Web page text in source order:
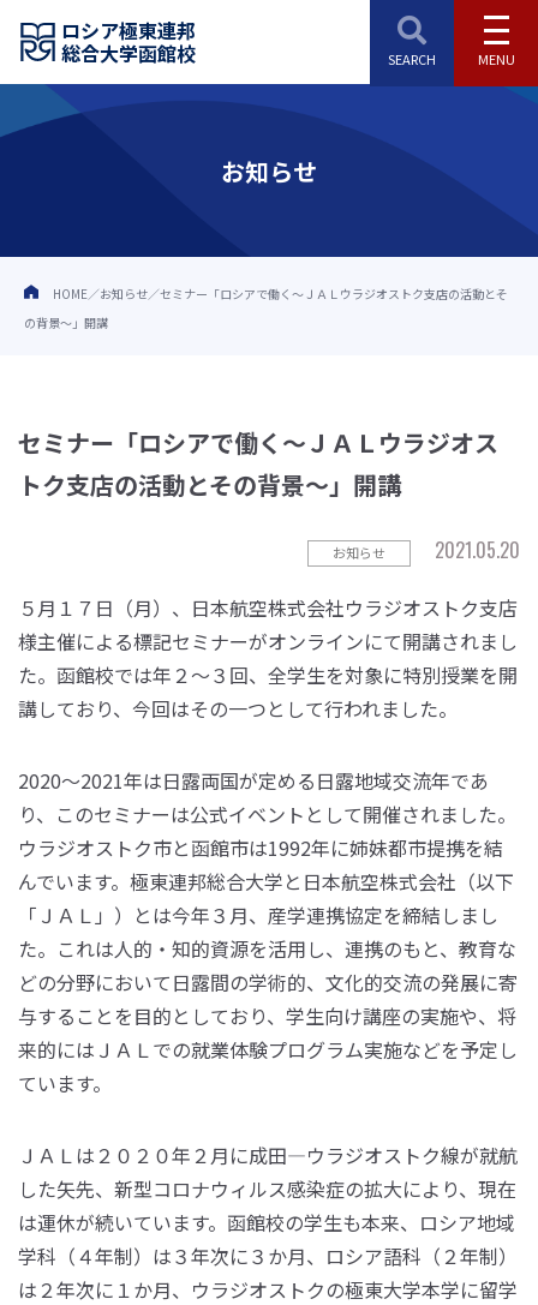
ロシア極東連邦
総合大学函館校
お知らせ
HOME お知らせ
セミナー「ロシアで働く～ＪＡＬウラジオストク支店の活動とそ
の背景～」開講
セミナー「ロシアで働く～ＪＡＬウラジオス
トク支店の活動とその背景～」開講
お知らせ
2021.05.20
５月１７日（月）、日本航空株式会社ウラジオストク支店
様主催による標記セミナーがオンラインにて開講されまし
た。函館校では年２～３回、全学生を対象に特別授業を開
講しており、今回はその一つとして行われました。
2020～2021年は日露両国が定める日露地域交流年であ
り、このセミナーは公式イベントとして開催されました。
ウラジオストク市と函館市は1992年に姉妹都市提携を結
んでいます。極東連邦総合大学と日本航空株式会社（以下
「ＪＡＬ」）とは今年３月、産学連携協定を締結しまし
た。これは人的・知的資源を活用し、連携のもと、教育な
どの分野において日露間の学術的、文化的交流の発展に寄
与することを目的としており、学生向け講座の実施や、将
来的にはＪＡＬでの就業体験プログラム実施などを予定し
ています。
ＪＡＬは２０２０年２月に成田―ウラジオストク線が就航
した矢先、新型コロナウィルス感染症の拡大により、現在
は運休が続いています。函館校の学生も本来、ロシア地域
学科（４年制）は３年次に３か月、ロシア語科（２年制）
は２年次に１か月、ウラジオストクの極東大学本学に留学